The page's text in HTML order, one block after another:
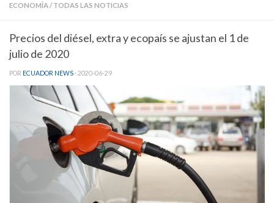
ECONOMÍA/ TODAS LAS NOTICIAS
Precios del diésel, extra y ecopaís se ajustan el 1 de
julio de 2020
POR ECUADOR NEWS · 2020-06-29